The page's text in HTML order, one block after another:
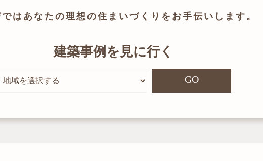
は あなたの理想の住まいづくりを お手伝いします。
建築事例を見に行く
GO